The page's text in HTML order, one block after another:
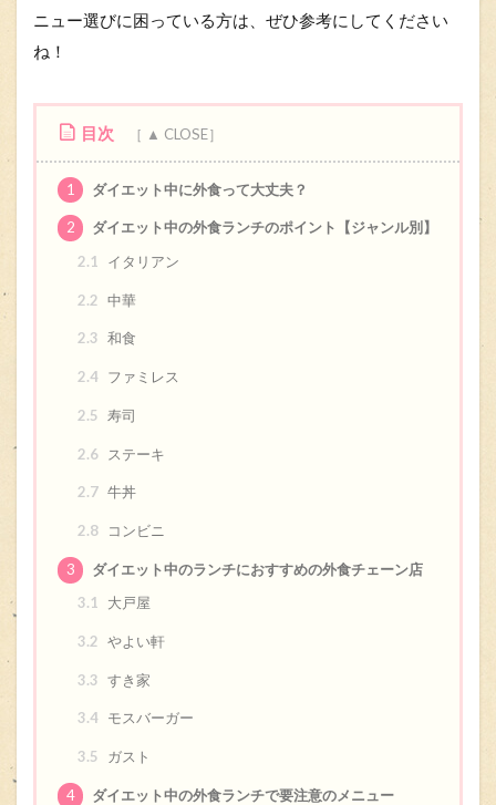
ニュー選びに困っている方は、ぜひ参考にしてください
ね！
目次
1 ダイエット中に外食って大丈夫？
2
ダイエット中の外食ランチのポイント【ジャンル別】
2.1
イタリアン
2.2 中華
2.3 和食
2.4 ファミレス
2.5 寿司
2.6 ステーキ
2.7 牛丼
2.8 コンビニ
3
ダイエット中のランチにおすすめの外食チェーン店
3.1
大戸屋
3.2 やよい軒
3.3 すき家
3.4 モスバーガー
3.5 ガスト
4
ダイエット中の外食ランチで要注意のメニュー